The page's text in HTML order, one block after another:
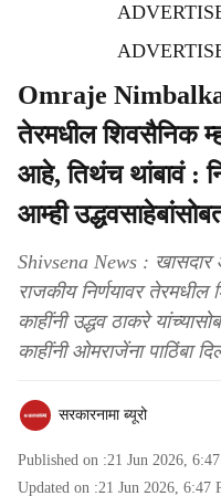
Omraje
तेरमधील शिवसैनिक
आहे, तिथंच थांबावं :
आम्ही
Shivsena News : खासदार
राजकीय निर्णयावर तेरमधील
काहींनी उद्धव ठाकरे
काहींनी ओमराजेंना पाठिंबा
सरकारनामा ब्यूरो
Published on :21 Jun 2026,
Updated on :21 Jun 2026, 6:47